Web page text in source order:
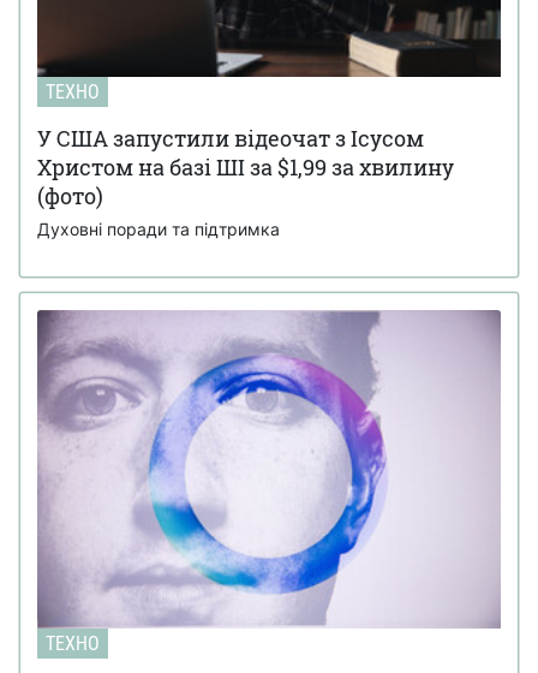
ТЕХНО
У США запустили відеочат з Ісусом
Христом на базі ШІ за $1,99 за хвилину
(фото)
Духовні поради та підтримка
ТЕХНО